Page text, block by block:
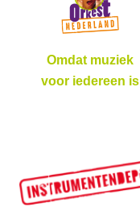
Omdat muziek
voor iedereen is